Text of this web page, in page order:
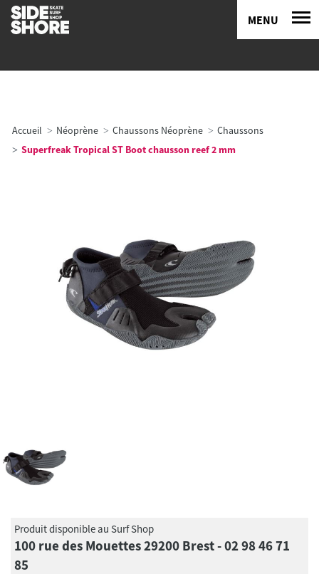
MENU
Accueil Néoprène Chaussons Néoprène
Chaussons
Superfreak Tropical ST Boot chausson reef 2 mm
Produit disponible au Surf Shop
100 rue des Mouettes 29200 Brest - 02 98 46 71
85